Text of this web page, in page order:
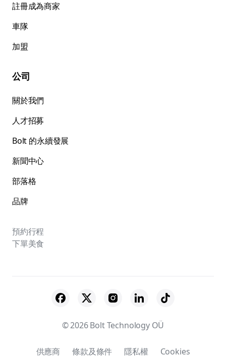
註冊成為商家
車隊
加盟
公司
關於我們
人才招募
Bolt 的永續發展
新聞中心
部落格
品牌
預約行程
下單美食
© 2026 Bolt Technology OÜ
供應商 條款及條件 隱私權 Cookies